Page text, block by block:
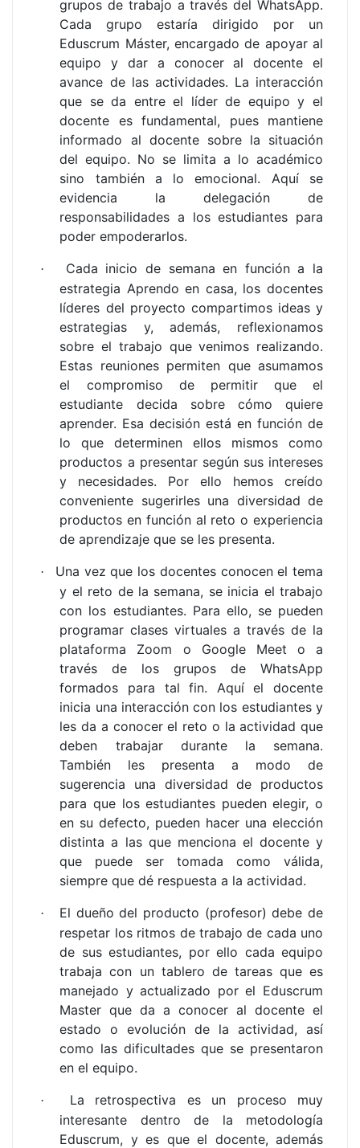
grupos de trabajo a través del WhatsApp.
Cada grupo estaría dirigido por un
Eduscrum Máster, encargado de apoyar al
equipo y dar a conocer al docente el
avance de las actividades. La interacción
que se da entre el líder de equipo y el
docente es fundamental, pues mantiene
informado al docente sobre la situación
del equipo. No se limita a lo académico
sino también a lo emocional. Aquí se
evidencia la delegación de
responsabilidades a los estudiantes para
poder empoderarlos.
·
Cada inicio de semana en función a la
estrategia Aprendo en casa, los docentes
líderes del proyecto compartimos ideas y
estrategias y, además, reflexionamos
sobre el trabajo que venimos realizando.
Estas reuniones permiten que asumamos
el compromiso de permitir que el
estudiante decida sobre cómo quiere
aprender. Esa decisión está en función de
lo que determinen ellos mismos como
productos a presentar según sus intereses
y necesidades. Por ello hemos creído
conveniente sugerirles una diversidad de
productos en función al reto o experiencia
de aprendizaje que se les presenta.
·
Una vez que los docentes conocen el tema
y el reto de la semana, se inicia el trabajo
con los estudiantes. Para ello, se pueden
programar clases virtuales a través de la
plataforma Zoom o Google Meet o a
través de los grupos de WhatsApp
formados para tal fin. Aquí el docente
inicia una interacción con los estudiantes y
les da a conocer el reto o la actividad que
deben trabajar durante la semana.
También les presenta a modo de
sugerencia una diversidad de productos
para que los estudiantes pueden elegir, o
en su defecto, pueden hacer una elección
distinta a las que menciona el docente y
que puede ser tomada como válida,
siempre que dé respuesta a la actividad.
·
El dueño del producto (profesor) debe de
respetar los ritmos de trabajo de cada uno
de sus estudiantes, por ello cada equipo
trabaja con un tablero de tareas que es
manejado y actualizado por el Eduscrum
Master que da a conocer al docente el
estado o evolución de la actividad, así
como las dificultades que se presentaron
en el equipo.
·
La retrospectiva es un proceso muy
interesante dentro de la metodología
Eduscrum, y es que el docente, además